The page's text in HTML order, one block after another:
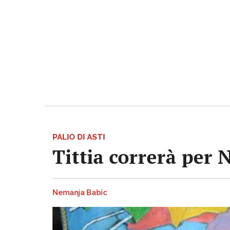
PALIO DI ASTI
Tittia correrà per
Nemanja Babic